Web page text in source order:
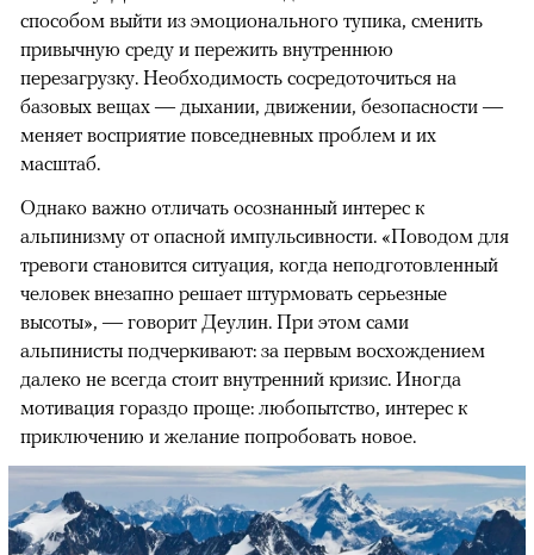
способом выйти из эмоционального тупика, сменить
привычную среду и пережить внутреннюю
перезагрузку. Необходимость сосредоточиться на
базовых вещах — дыхании, движении, безопасности —
меняет восприятие повседневных проблем и их
масштаб.
Однако важно отличать осознанный интерес к
альпинизму от опасной импульсивности. «Поводом для
тревоги становится ситуация, когда неподготовленный
человек внезапно решает штурмовать серьезные
высоты», — говорит Деулин. При этом сами
альпинисты подчеркивают: за первым восхождением
далеко не всегда стоит внутренний кризис. Иногда
мотивация гораздо проще: любопытство, интерес к
приключению и желание попробовать новое.